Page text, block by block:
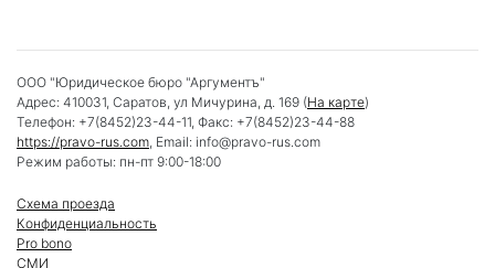
ООО "Юридическое бюро "Аргументъ"
Адрес: 410031, Саратов, ул Мичурина, д. 169 (На карте)
Телефон: +7(8452)23-44-11, Факс: +7(8452)23-44-88
https://pravo-rus.com, Email: info@pravo-rus.com
Режим работы: пн-пт 9:00-18:00
Схема проезда
Конфиденциальность
Pro bono
СМИ